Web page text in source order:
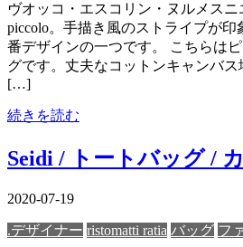
ヴオッコ・エスコリン・ヌルメス
piccolo。手描き風のストライプが
番デザインの一つです。 こちらは
グです。丈夫なコットンキャンバ
[…]
続きを読む
Seidi / トートバッグ /
2020-07-19
.デザイナー ristomatti ratia バッグ フ